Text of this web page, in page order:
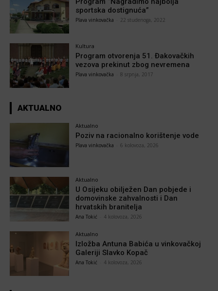
sportska dostignuća”
Plava vinkovačka 22 studenoga, 2022
Kultura
Program otvorenja 51. Đakovačkih
vezova prekinut zbog nevremena
Plava vinkovačka 8 srpnja, 2017
AKTUALNO
Aktualno
Poziv na racionalno korištenje vode
Plava vinkovačka 6 kolovoza, 2026
Aktualno
U Osijeku obilježen Dan pobjede i
domovinske zahvalnosti i Dan
hrvatskih branitelja
Ana Tokić 4 kolovoza, 2026
Aktualno
Izložba Antuna Babića u vinkovačkoj
Galeriji Slavko Kopač
Ana Tokić 4 kolovoza, 2026